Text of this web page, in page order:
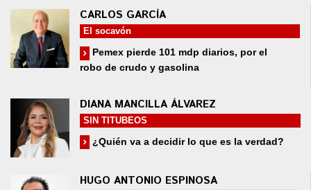
CARLOS GARCÍA
El socavón
Pemex pierde 101 mdp diarios, por el
robo de crudo y gasolina
DIANA MANCILLA ÁLVAREZ
SIN TITUBEOS
¿Quién va a decidir lo que es la verdad?
HUGO ANTONIO ESPINOSA